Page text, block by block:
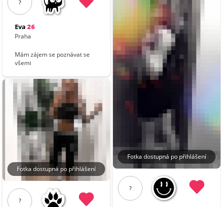
?
Eva 26
Praha
Mám zájem se poznávat se
všemi
Fotka dostupná po přihlášení
?
Fotka dostupná po přihlášení
?